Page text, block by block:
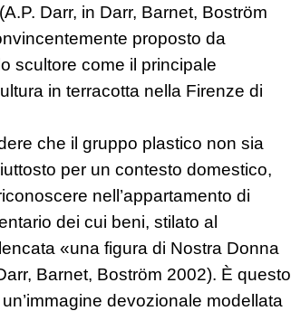
Darr, in Darr, Barnet, Boström
proposto da
scultore come il principale
in terracotta nella Firenze di
che il gruppo plastico non sia
per un contesto domestico,
nell’appartamento di
dei cui beni, stilato al
«una figura di Nostra Donna
Barnet, Boström 2002). È questo
devozionale modellata